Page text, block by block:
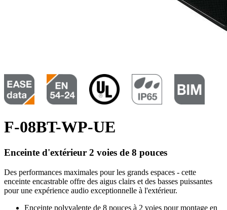
F-08BT-WP-UE
Enceinte d'extérieur 2 voies de 8 pouces
Des performances maximales pour les grands espaces - cette
enceinte encastrable offre des aigus clairs et des basses puissantes
pour une expérience audio exceptionnelle à l'extérieur.
Enceinte polyvalente de 8 pouces à 2 voies pour montage en